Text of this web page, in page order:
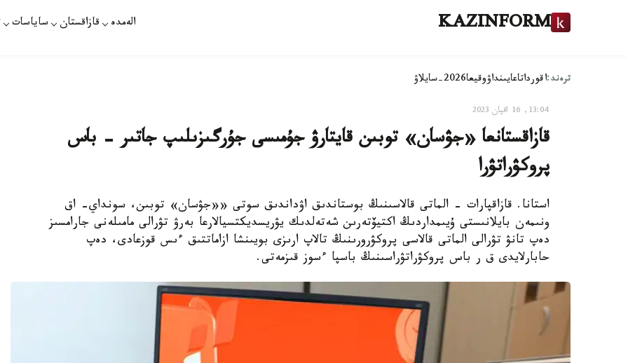
KAZINFORM الەمدە قازاقستان ساياسات
ترەند:اقورداتاعايىنداۋوقيعا2026-سايلاۋ
13:04, 16 اقپان 2023
قازاقستانعا «جۋسان» توبىن قايتارۋ جۇمىسى جۇرگىزىلىپ جاتىر - باس
پروكۋراتۋرا
استانا. قازاقپارات - الماتى قالاسىنىڭ بوستاندىق اۋداندىق سوتى ««جۋسان» توبىن، سونداي- اق
ونىمەن بايلانىستى ۇيىمداردىڭ اكتيۆتەرىن شەتەلدىك يۋريسديكتسيالارعا بەرۋ تۋرالى مامىلەنى جارامسىز
دەپ تانۋ تۋرالى الماتى قالاسى پروكۋرورىنىڭ تالاپ ارىزى بويىنشا ازاماتتىق ءىس قوزعادى، دەپ
حابارلايدى ق ر باس پروكۋراتۋراسىنىڭ باسپا ءسوز قىزمەتى.